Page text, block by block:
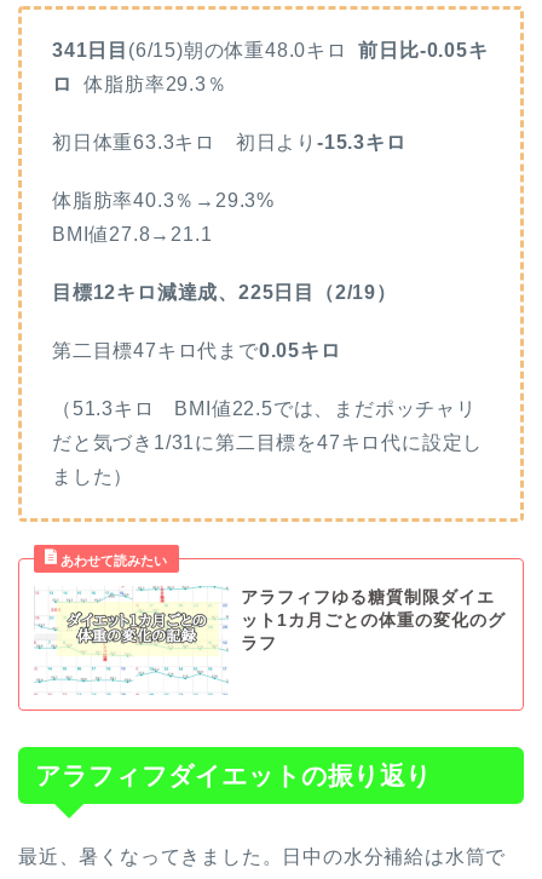
341日目 (6/15)朝の体重48.0キロ前日比-0.05キ
ロ体脂肪率29.3 ％
初日体重63.3キロ 初日より -15.3キロ
体脂肪率40.3％→29.3%
BMI値27.8→21.1
目標12キロ減達成、225日目（2/19）
第二目標47キロ代まで0.05キロ
（51.3キロ BMI値22.5では、まだポッチャリ
だと気づき1/31に第二目標を47キロ代に設定し
ました）
アラフィフゆる糖質制限ダイエ
ット1カ月ごとの体重の変化のグ
ラフ
アラフィフダイエットの振り返り
最近、暑くなってきました。日中の水分補給は水筒で